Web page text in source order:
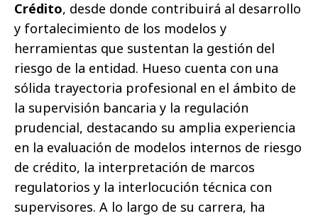
Crédito, desde donde contribuirá al desarrollo
y fortalecimiento de los modelos y
herramientas que sustentan la gestión del
riesgo de la entidad. Hueso cuenta con una
sólida trayectoria profesional en el ámbito de
la supervisión bancaria y la regulación
prudencial, destacando su amplia experiencia
en la evaluación de modelos internos de riesgo
de crédito, la interpretación de marcos
regulatorios y la interlocución técnica con
supervisores. A lo largo de su carrera, ha